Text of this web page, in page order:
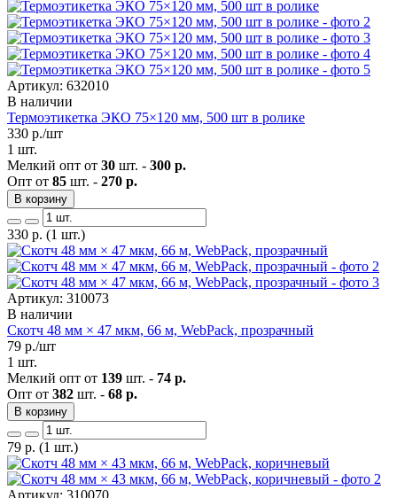
Артикул: 632010
В наличии
Термоэтикетка ЭКО 75×120 мм, 500 шт в ролике
330 р./шт
1 шт.
Мелкий опт от 30 шт. - 300 р.
Опт от 85 шт. - 270 р.
В корзину
330 р. (1 шт.)
Артикул: 310073
В наличии
Скотч 48 мм × 47 мкм, 66 м, WebPack, прозрачный
79 р./шт
1 шт.
Мелкий опт от 139 шт. - 74 р.
Опт от 382 шт. - 68 р.
В корзину
79 р. (1 шт.)
Артикул: 310070